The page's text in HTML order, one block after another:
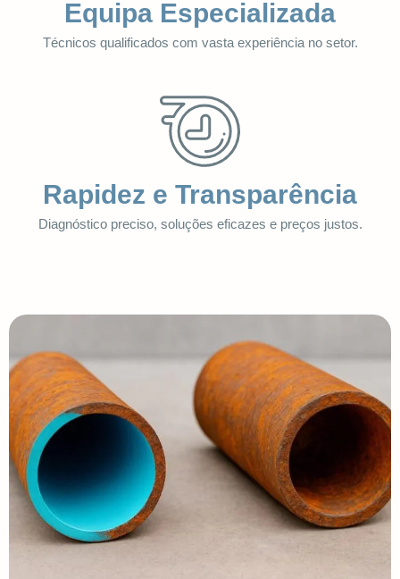
Equipa Especializada
Técnicos qualificados com vasta experiência no setor.
Rapidez e Transparência
Diagnóstico preciso, soluções eficazes e preços justos.